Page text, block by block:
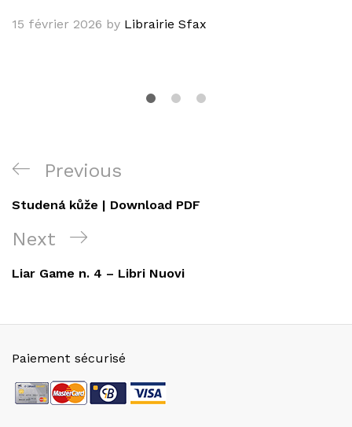
15 février 2026 by Librairie Sfax
Navigation
de
l’article
Previous
Post
Previous
Studená kůže | Download PDF
Next
Post
Next
Liar Game n. 4 – Libri Nuovi
Paiement sécurisé